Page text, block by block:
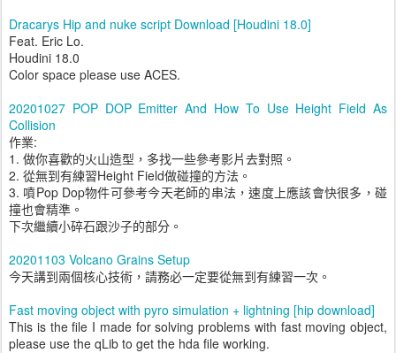
Dracarys Hip and nuke script Download [Houdini 18.0]
Feat. Eric Lo.
Houdini 18.0
Color space please use ACES.
20201027 POP DOP Emitter And How To Use Height Field As
Collision
作業:
1. 做你喜歡的火山造型，多找一些參考影片去對照。
2. 從無到有練習Height Field做碰撞的方法。
3. 噴Pop Dop物件可參考今天老師的串法，速度上應該會快很多，碰
撞也會精準。
下次繼續小碎石跟沙子的部分。
20201103 Volcano Grains Setup
今天講到兩個核心技術，請務必一定要從無到有練習一次。
Fast moving object with pyro simulation + lightning [hip download]
This is the file I made for solving problems with fast moving object,
please use the qLib to get the hda file working.